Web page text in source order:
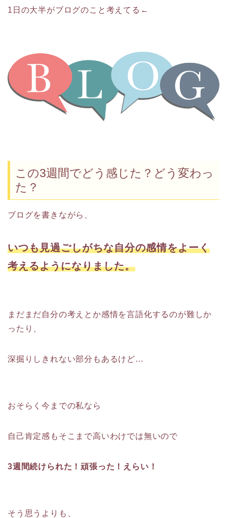
1日の大半がブログのこと考えてる←
この3週間でどう感じた？どう変わっ
た？
ブログを書きながら、
いつも見過ごしがちな自分の感情をよーく
考えるようになりました。
まだまだ自分の考えとか感情を言語化するのが難しか
ったり、
深掘りしきれない部分もあるけど…
おそらく今までの私なら
自己肯定感もそこまで高いわけでは無いので
3週間続けられた！頑張った！えらい！
そう思うよりも、